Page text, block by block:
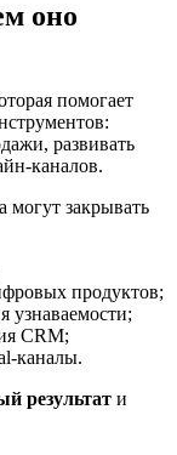
оно
помогает
развивать
каналов.
могут закрывать
продуктов;
узнаваемости;
CRM;
каналы.
результат и